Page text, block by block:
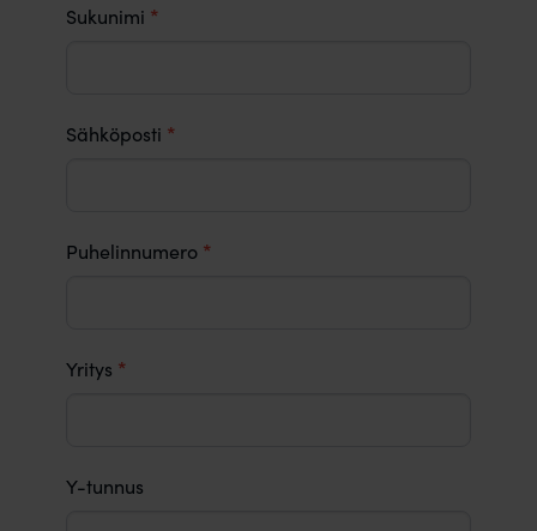
Sukunimi *
Sähköposti *
Puhelinnumero *
Yritys *
Y-tunnus